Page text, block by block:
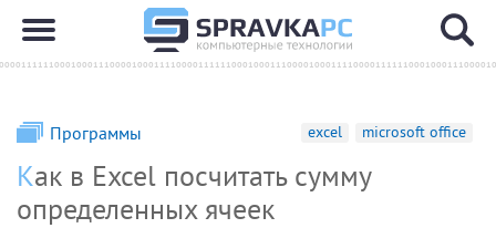
Программы excel microsoft office
Как в Excel посчитать сумму
определенных ячеек